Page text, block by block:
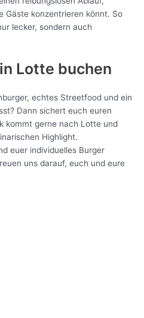
Gäste konzentrieren könnt. So
lecker, sondern auch
Lotte buchen
echtes Streetfood und ein
Dann sichert euch euren
kommt gerne nach Lotte und
Highlight.
euer individuelles Burger
uns darauf, euch und eure